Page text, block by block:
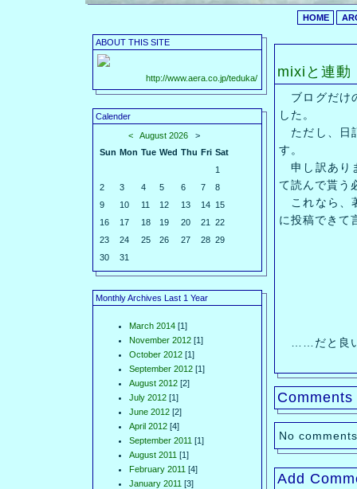
HOME
ABOUT THIS SITE
http://www.aera.co.jp/teduka/
Calender
<
August 2026 >
Sun Mon Tue Wed Thu Fri Sat
1
2
3 4 5 6 7
8
9
10 11 12 13 14 15
16
17 18 19 20 21
22
23
24 25 26 27 28 29
30
31
Monthly Archives Last 1 Year
March 2014 [1]
November 2012 [1]
October 2012 [1]
September 2012 [1]
August 2012 [2]
July 2012 [1]
June 2012 [2]
April 2012 [4]
September 2011 [1]
August 2011 [1]
February 2011 [4]
January 2011 [3]
mixiと連動
ブログだけ
した。
ただし、日
す。
申し訳あり
て読んで貰う
これなら、
に投稿できて
……だと良
Comments
No
Add